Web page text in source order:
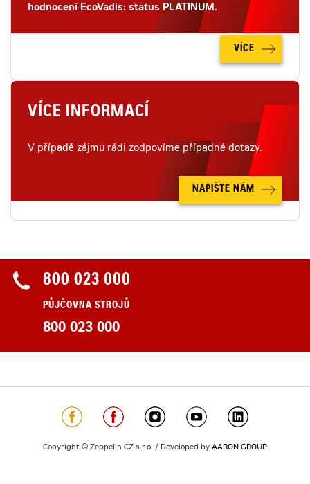
hodnocení EcoVadis: status PLATINUM.
VÍCE
VÍCE INFORMACÍ
V případě zájmu rádi zodpovíme případné dotazy.
NAPIŠTE NÁM
800 023 000
PŮJČOVNA STROJŮ
800 023 000
Copyright © Zeppelin CZ s.r.o. / Developed by AARON GROUP